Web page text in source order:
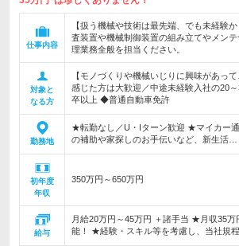
仕事内容
【扱う機械や技術は最先端、でも未経験
査装置や機械制御装置の組み立てやメン
理業務全般を担当ください。
対象と
なる方
【モノづくりや機械いじりに興味があって
感じた方は大歓迎／中途未経験入社の20
卒以上 ◆普通自動車免許
勤務地
★転勤なし／U・Iターン歓迎 ★マイカー
の補助や家探しのお手伝いなど、新生活…
初年度
年収
350万円～650万円
給与
月給20万円～45万円 ＋諸手当 ★月収35万
能！ ★経験・スキル等を考慮し、当社規